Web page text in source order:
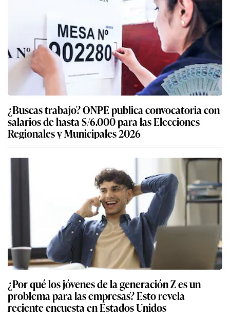
¿Buscas trabajo? ONPE publica convocatoria con
salarios de hasta S/6.000 para las Elecciones
Regionales y Municipales 2026
¿Por qué los jóvenes de la generación Z es un
problema para las empresas? Esto revela
reciente encuesta en Estados Unidos